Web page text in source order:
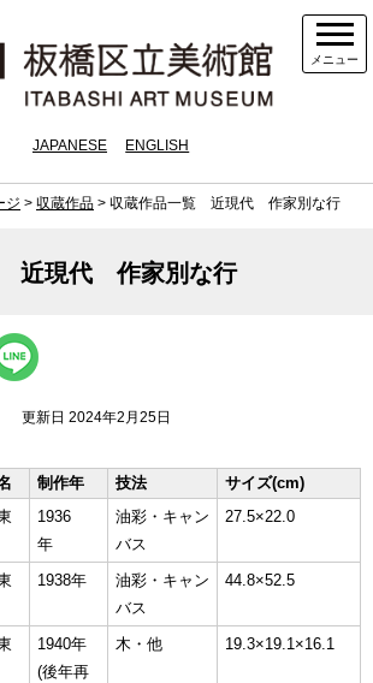
メニュー
JAPANESE ENGLISH
ジ > 収蔵作品 > 収蔵作品一覧 近現代 作家別な行
近現代 作家別な行
更新日 2024年2月25日
制作年 技法
サイズ(cm)
1936
年
油彩・キャン
バス
27.5×22.0
1938年
油彩・キャン
バス
44.8×52.5
1940年
(後年再
木・他 19.3×19.1×16.1